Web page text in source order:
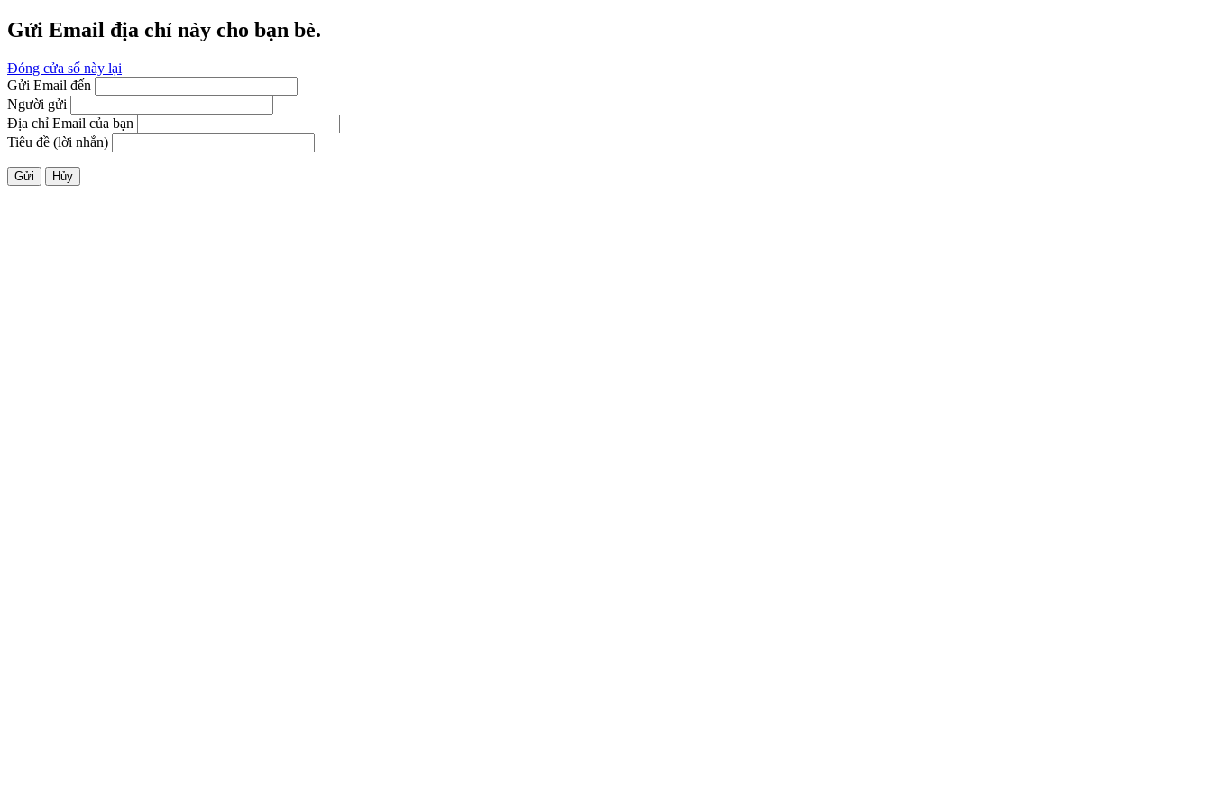
Gửi Email địa chỉ này cho bạn bè.
Đóng cửa sổ này lại
Gửi Email đến
Người gửi
Địa chỉ Email của bạn
Tiêu đề (lời nhắn)
Gửi Hủy